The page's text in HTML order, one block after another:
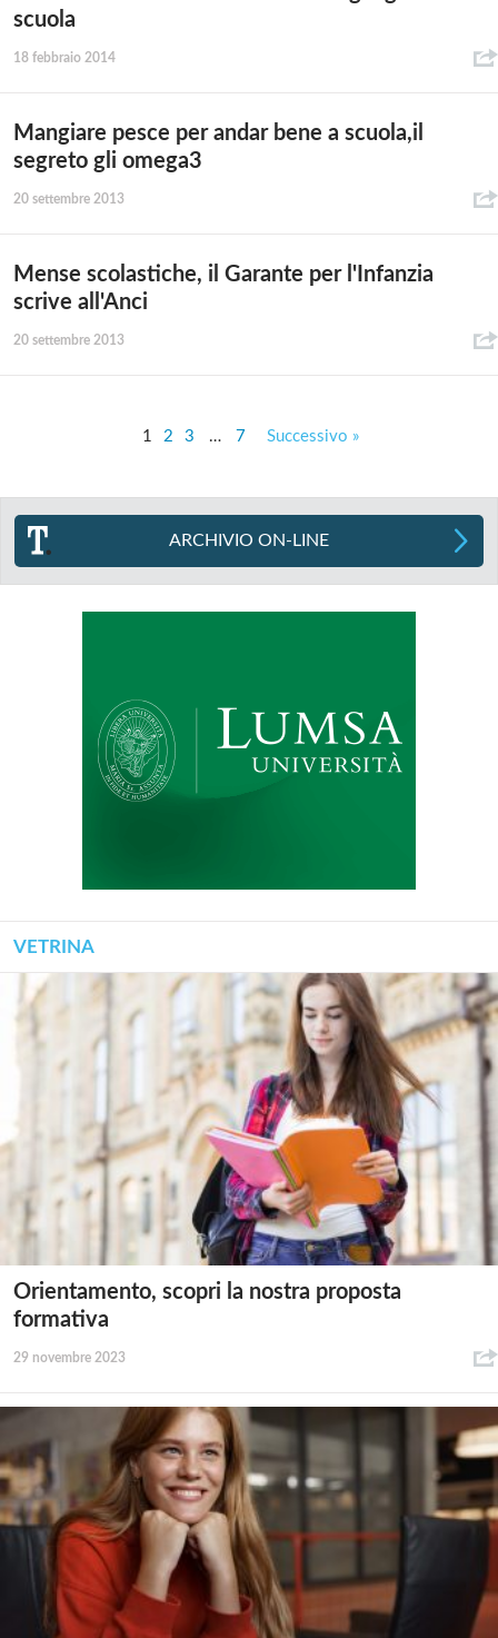
scuola
18 febbraio 2014
Mangiare pesce per andar bene a scuola,il
segreto gli omega3
20 settembre 2013
Mense scolastiche, il Garante per l'Infanzia
scrive all'Anci
20 settembre 2013
1 2 3 … 7 Successivo »
ARCHIVIO ON-LINE
VETRINA
Orientamento, scopri la nostra proposta
formativa
29 novembre 2023